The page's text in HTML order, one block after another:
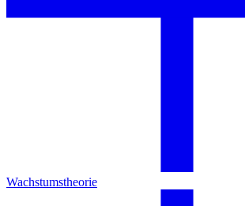
Wachstumstheorie